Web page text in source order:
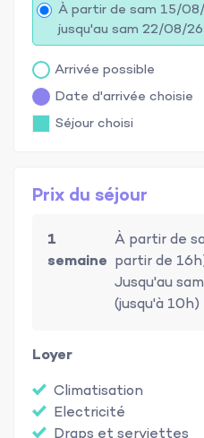
À partir de sam 15/
jusqu'au sam 22/08/26
Arrivée possible
Date d'arrivée choisie
Séjour choisi
Prix du séjour
1
semaine
À partir de
partir de
Jusqu'au
(jusqu'à 10h)
Loyer
Climatisation
Electricité